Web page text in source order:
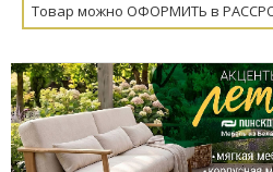
Товар можно ОФОРМИТЬ в